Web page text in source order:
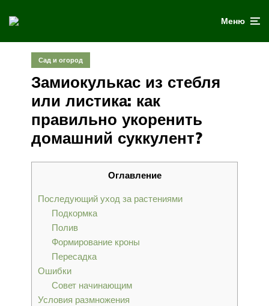
Меню
Сад и огород
Замиокулькас из стебля
или листика: как
правильно укоренить
домашний суккулент?
Оглавление
Последующий уход за растениями
Подкормка
Полив
Формирование кроны
Пересадка
Ошибки
Совет начинающим
Условия размножения